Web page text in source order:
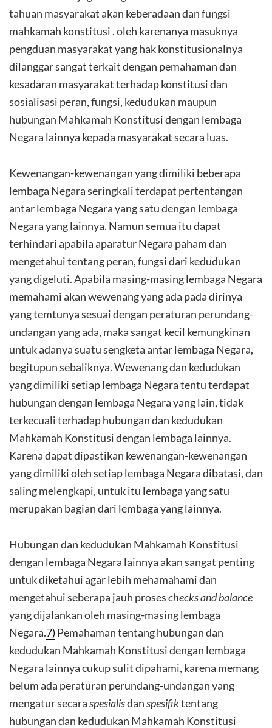
tahuan masyarakat akan keberadaan dan fungsi
mahkamah konstitusi . oleh karenanya masuknya
pengduan masyarakat yang hak konstitusionalnya
dilanggar sangat terkait dengan pemahaman dan
kesadaran masyarakat terhadap konstitusi dan
sosialisasi peran, fungsi, kedudukan maupun
hubungan Mahkamah Konstitusi dengan lembaga
Negara lainnya kepada masyarakat secara luas.
Kewenangan-kewenangan yang dimiliki beberapa
lembaga Negara seringkali terdapat pertentangan
antar lembaga Negara yang satu dengan lembaga
Negara yang lainnya. Namun semua itu dapat
terhindari apabila aparatur Negara paham dan
mengetahui tentang peran, fungsi dari kedudukan
yang digeluti. Apabila masing-masing lembaga Negara
memahami akan wewenang yang ada pada dirinya
yang temtunya sesuai dengan peraturan perundang-
undangan yang ada, maka sangat kecil kemungkinan
untuk adanya suatu sengketa antar lembaga Negara,
begitupun sebaliknya. Wewenang dan kedudukan
yang dimiliki setiap lembaga Negara tentu terdapat
hubungan dengan lembaga Negara yang lain, tidak
terkecuali terhadap hubungan dan kedudukan
Mahkamah Konstitusi dengan lembaga lainnya.
Karena dapat dipastikan kewenangan-kewenangan
yang dimiliki oleh setiap lembaga Negara dibatasi, dan
saling melengkapi, untuk itu lembaga yang satu
merupakan bagian dari lembaga yang lainnya.
Hubungan dan kedudukan Mahkamah Konstitusi
dengan lembaga Negara lainnya akan sangat penting
untuk diketahui agar lebih mehamahami dan
mengetahui seberapa jauh proseschecks and balance
yang dijalankan oleh masing-masing lembaga
Negara.7) Pemahaman tentang hubungan dan
kedudukan Mahkamah Konstitusi dengan lembaga
Negara lainnya cukup sulit dipahami, karena memang
belum ada peraturan perundang-undangan yang
mengatur secaraspesialisdanspesifiktentang
hubungan dan kedudukan Mahkamah Konstitusi